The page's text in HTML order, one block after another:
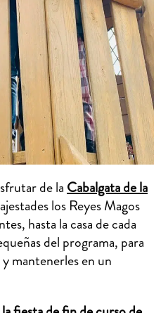
de laCabalgata de la
los Reyes Magos
hasta la casa de cada
del programa, para
mantenerles en un